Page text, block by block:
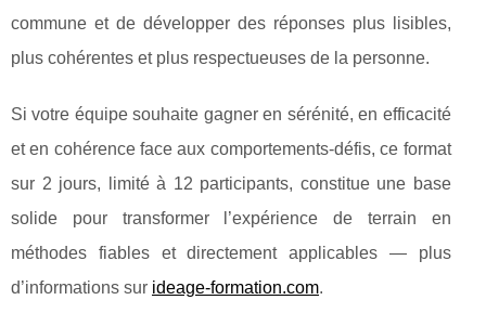
commune et de développer des réponses plus lisibles,
plus cohérentes et plus respectueuses de la personne.
Si votre équipe souhaite gagner en sérénité, en efficacité
et en cohérence face aux comportements-défis, ce format
sur 2 jours, limité à 12 participants, constitue une base
solide pour transformer l’expérience de terrain en
méthodes fiables et directement applicables — plus
d’informations sur ideage-formation.com.